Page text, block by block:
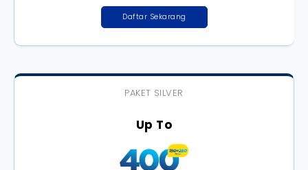
Daftar Sekarang
PAKET SILVER
Up To